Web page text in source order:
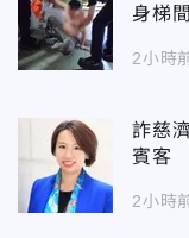
身梯
2小時
詐慈
賓客
2小時